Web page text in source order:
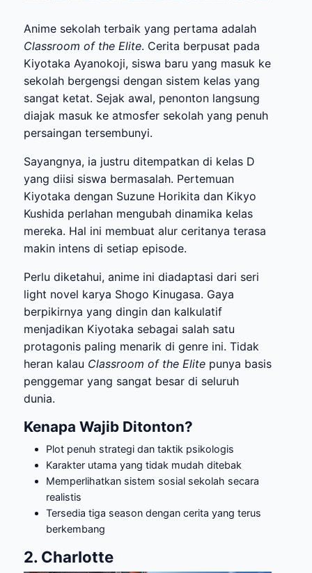
Anime sekolah terbaik yang pertama adalah
Classroom of the Elite. Cerita berpusat pada
Kiyotaka Ayanokoji, siswa baru yang masuk ke
sekolah bergengsi dengan sistem kelas yang
sangat ketat. Sejak awal, penonton langsung
diajak masuk ke atmosfer sekolah yang penuh
persaingan tersembunyi.
Sayangnya, ia justru ditempatkan di kelas D
yang diisi siswa bermasalah. Pertemuan
Kiyotaka dengan Suzune Horikita dan Kikyo
Kushida perlahan mengubah dinamika kelas
mereka. Hal ini membuat alur ceritanya terasa
makin intens di setiap episode.
Perlu diketahui, anime ini diadaptasi dari seri
light novel karya Shogo Kinugasa. Gaya
berpikirnya yang dingin dan kalkulatif
menjadikan Kiyotaka sebagai salah satu
protagonis paling menarik di genre ini. Tidak
heran kalau Classroom of the Elite punya basis
penggemar yang sangat besar di seluruh
dunia.
Kenapa Wajib Ditonton?
Plot penuh strategi dan taktik psikologis
Karakter utama yang tidak mudah ditebak
Memperlihatkan sistem sosial sekolah secara
realistis
Tersedia tiga season dengan cerita yang terus
berkembang
2. Charlotte